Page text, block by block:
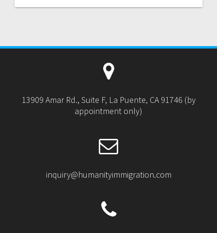
13909 Amar Rd., Suite F, La Puente, CA 91746 (by
appointment only)
inquiry@humanityimmigration.com